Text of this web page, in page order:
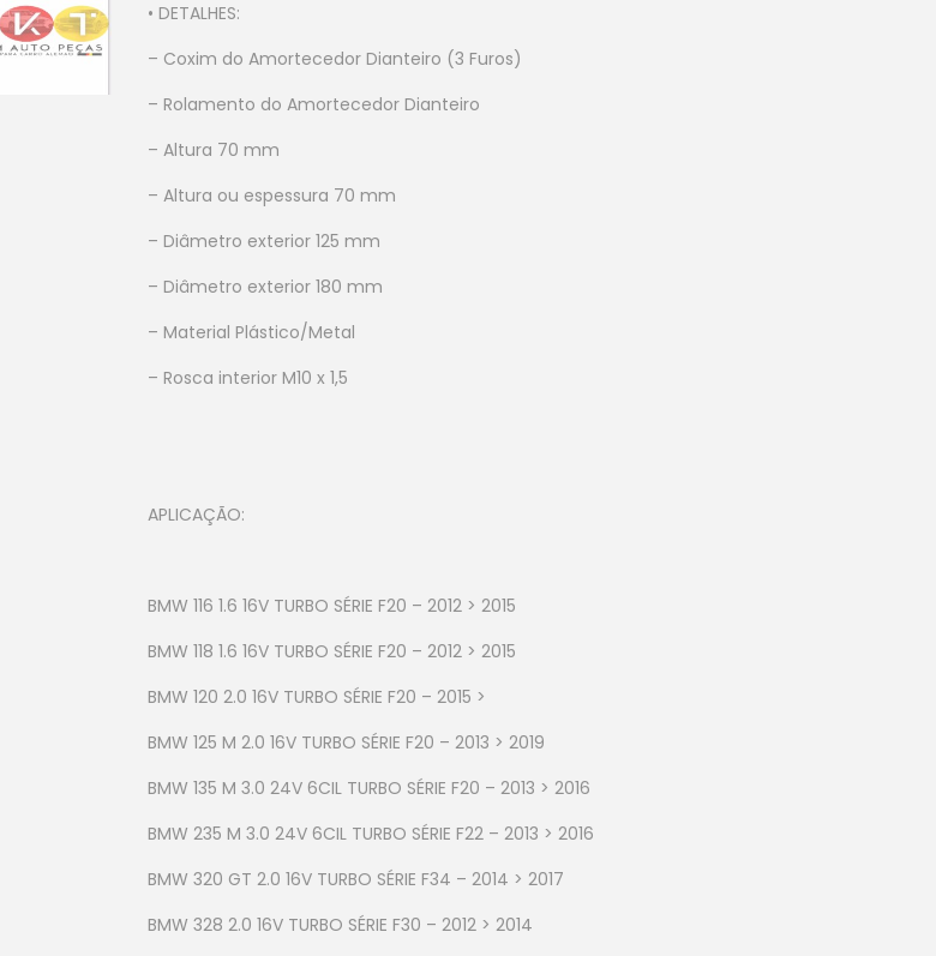
• DETALHES:
– Coxim do Amortecedor Dianteiro (3 Furos)
– Rolamento do Amortecedor Dianteiro
– Altura 70 mm
– Altura ou espessura 70 mm
– Diâmetro exterior 125 mm
– Diâmetro exterior 180 mm
– Material Plástico/Metal
– Rosca interior M10 x 1,5
APLICAÇÃO:
BMW 116 1.6 16V TURBO SÉRIE F20 – 2012 > 2015
BMW 118 1.6 16V TURBO SÉRIE F20 – 2012 > 2015
BMW 120 2.0 16V TURBO SÉRIE F20 – 2015 >
BMW 125 M 2.0 16V TURBO SÉRIE F20 – 2013 > 2019
BMW 135 M 3.0 24V 6CIL TURBO SÉRIE F20 – 2013 > 2016
BMW 235 M 3.0 24V 6CIL TURBO SÉRIE F22 – 2013 > 2016
BMW 320 GT 2.0 16V TURBO SÉRIE F34 – 2014 > 2017
BMW 328 2.0 16V TURBO SÉRIE F30 – 2012 > 2014